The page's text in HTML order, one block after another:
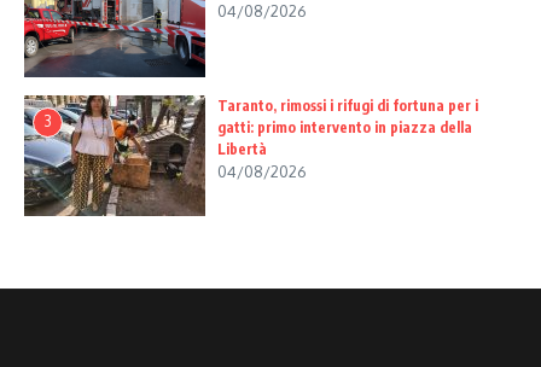
04/08/2026
3
Taranto, rimossi i rifugi di fortuna per i
gatti: primo intervento in piazza della
Libertà
04/08/2026